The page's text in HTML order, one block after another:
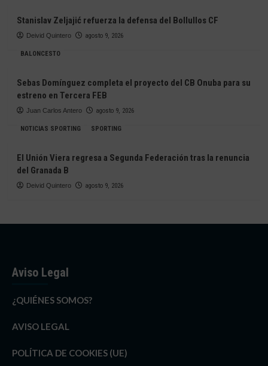
Stanislav Zeljajić refuerza la defensa del Bollullos CF
Deivid Quintero agosto 9, 2026
BALONCESTO
Sebas Domínguez completa el proyecto del CB Onuba para su
estreno en Tercera FEB
Juan Carlos Antero agosto 9, 2026
NOTICIAS SPORTING SPORTING
El Unión Viera regresa a Segunda Federación tras la renuncia
del Granada B
Deivid Quintero agosto 9, 2026
Aviso Legal
¿QUIÉNES SOMOS?
AVISO LEGAL
POLÍTICA DE COOKIES (UE)